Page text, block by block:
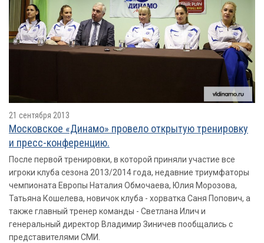
21 сентября 2013
Московское «Динамо» провело открытую тренировку
и пресс-конференцию.
После первой тренировки, в которой приняли участие все
игроки клуба сезона 2013/2014 года, недавние триумфаторы
чемпионата Европы Наталия Обмочаева, Юлия Морозова,
Татьяна Кошелева, новичок клуба - хорватка Саня Попович, а
также главный тренер команды - Светлана Илич и
генеральный директор Владимир Зиничев пообщались с
представителями СМИ.